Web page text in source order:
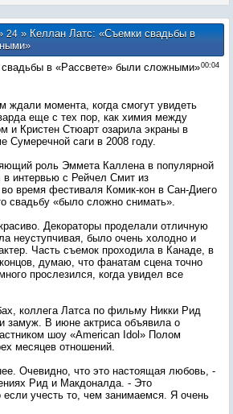
24» Келлан Латс: «Съемки свадьбы в
00:04
в «Рассвете» были сложными»
ждали момента, когда смогут увидеть
еще с тех пор, как химия между
и Кристен Стюарт озарила экраны в
саги в 2008 году.
роль Эммета Каллена в популярной
интервью с Рейчел Смит из
время фестиваля Комик-кон в Сан-Диего
свадьбу «было сложно снимать».
Декораторы проделали отличную
неуступчивая, было очень холодно и
Часть съемок проходила в Канаде, в
думаю, что фанатам сцена точно
прослезился, когда увидел все
коллега Латса по фильму Никки Рид
замуж. В июне актриса объявила о
шоу «American Idol» Полом
месяцев отношений.
Очевидно, что это настоящая любовь, -
Рид и Макдоналда. - Это
если учесть то, чем занимаемся. Я очень